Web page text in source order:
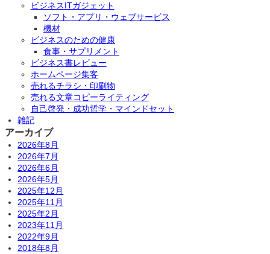
ビジネスITガジェット
ソフト・アプリ・ウェブサービス
機材
ビジネスのための健康
食事・サプリメント
ビジネス書レビュー
ホームページ集客
売れるチラシ・印刷物
売れる文章コピーライティング
自己啓発・成功哲学・マインドセット
雑記
アーカイブ
2026年8月
2026年7月
2026年6月
2026年5月
2025年12月
2025年11月
2025年2月
2023年11月
2022年9月
2018年8月